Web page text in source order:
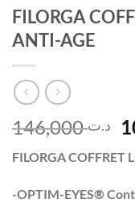
FILORGA
ANTI-AGE
د.ت146,000
FILORGA COFFRET
-OPTIM-EYES®